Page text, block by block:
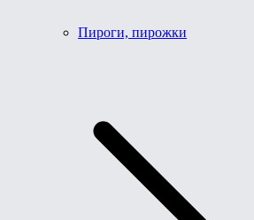
Пироги, пирожки